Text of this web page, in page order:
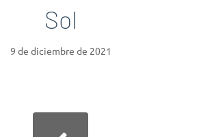
Sol
9 de diciembre de 2021